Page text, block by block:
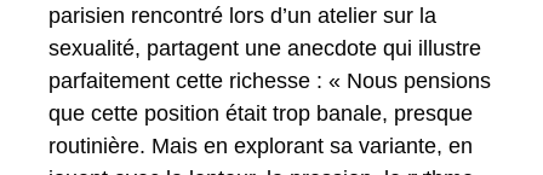
parisien rencontré lors d’un atelier sur la
sexualité, partagent une anecdote qui illustre
parfaitement cette richesse : « Nous pensions
que cette position était trop banale, presque
routinière. Mais en explorant sa variante, en